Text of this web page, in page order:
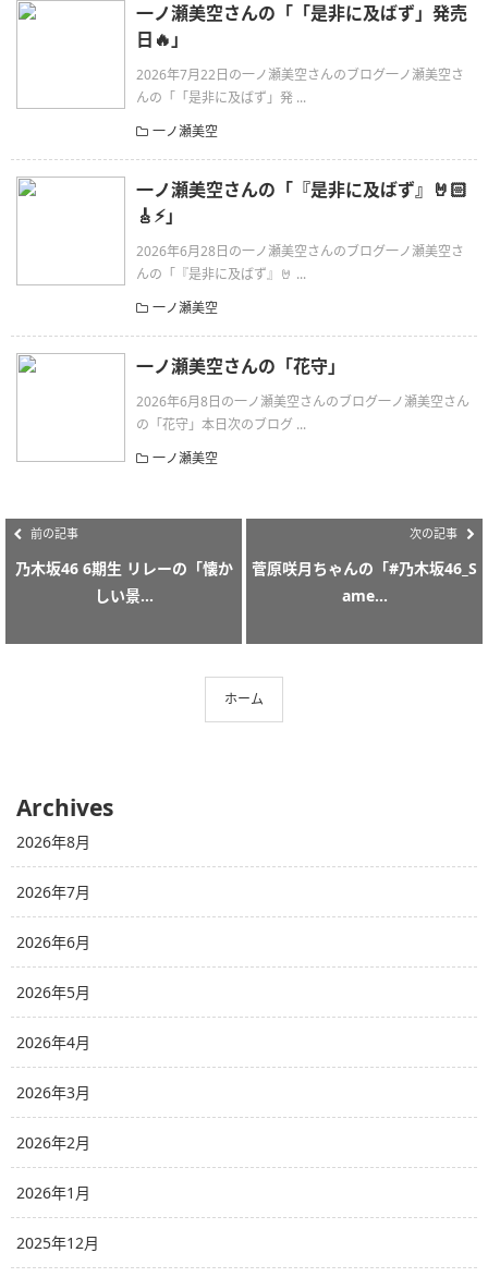
一ノ瀬美空さんの「「是非に及ばず」発売
日🔥」
2026年7月22日の一ノ瀬美空さんのブログ一ノ瀬美空さ
んの「「是非に及ばず」発 ...
一ノ瀬美空
一ノ瀬美空さんの「『是非に及ばず』🤘🏻
🎸⚡︎」
2026年6月28日の一ノ瀬美空さんのブログ一ノ瀬美空さ
んの「『是非に及ばず』🤘 ...
一ノ瀬美空
一ノ瀬美空さんの「花守」
2026年6月8日の一ノ瀬美空さんのブログ一ノ瀬美空さん
の「花守」本日次のブログ ...
一ノ瀬美空
前の記事
乃木坂46 6期生 リレーの「懐か
しい景...
次の記事
菅原咲月ちゃんの「#乃木坂46_S
ame...
ホーム
Archives
2026年8月
2026年7月
2026年6月
2026年5月
2026年4月
2026年3月
2026年2月
2026年1月
2025年12月